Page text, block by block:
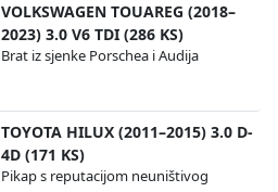
VOLKSWAGEN TOUAREG (2018–
2023) 3.0 V6 TDI (286 KS)
Brat iz sjenke Porschea i Audija
TOYOTA HILUX (2011–2015) 3.0 D-
4D (171 KS)
Pikap s reputacijom neuništivog